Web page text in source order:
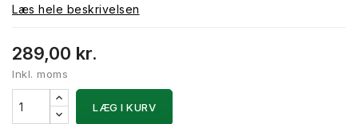
Læs hele beskrivelsen
289,00 kr.
Inkl. moms
LÆG I KURV